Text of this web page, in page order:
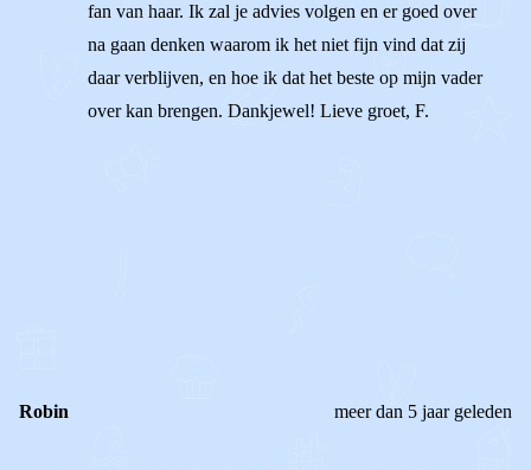
fan van haar. Ik zal je advies volgen en er goed over
na gaan denken waarom ik het niet fijn vind dat zij
daar verblijven, en hoe ik dat het beste op mijn vader
over kan brengen. Dankjewel! Lieve groet, F.
Robin meer dan 5 jaar geleden